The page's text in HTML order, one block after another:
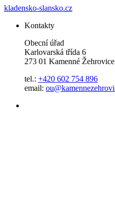
kladensko-slansko.cz
Kontakty
Obecní úřad
Karlovarská třída 6
273 01 Kamenné Žehrovice
tel.: +420 602 754 896
email: